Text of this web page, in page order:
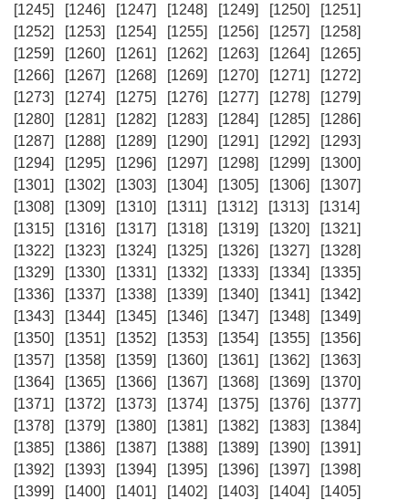
[1245]
[1246] [1247] [1248] [1249] [1250]
[1251]
[1252]
[1253] [1254] [1255] [1256] [1257]
[1258]
[1259]
[1260] [1261] [1262] [1263] [1264]
[1265]
[1266]
[1267] [1268] [1269] [1270] [1271]
[1272]
[1273]
[1274] [1275] [1276] [1277] [1278]
[1279]
[1280]
[1281] [1282] [1283] [1284] [1285]
[1286]
[1287]
[1288] [1289] [1290] [1291] [1292]
[1293]
[1294]
[1295] [1296] [1297] [1298] [1299]
[1300]
[1301]
[1302] [1303] [1304] [1305] [1306]
[1307]
[1308]
[1309] [1310] [1311] [1312] [1313]
[1314]
[1315]
[1316] [1317] [1318] [1319] [1320]
[1321]
[1322]
[1323] [1324] [1325] [1326] [1327]
[1328]
[1329]
[1330] [1331] [1332] [1333] [1334]
[1335]
[1336]
[1337] [1338] [1339] [1340] [1341]
[1342]
[1343]
[1344] [1345] [1346] [1347] [1348]
[1349]
[1350]
[1351] [1352] [1353] [1354] [1355]
[1356]
[1357]
[1358] [1359] [1360] [1361] [1362]
[1363]
[1364]
[1365] [1366] [1367] [1368] [1369]
[1370]
[1371]
[1372] [1373] [1374] [1375] [1376]
[1377]
[1378]
[1379] [1380] [1381] [1382] [1383]
[1384]
[1385]
[1386] [1387] [1388] [1389] [1390]
[1391]
[1392]
[1393] [1394] [1395] [1396] [1397]
[1398]
[1399]
[1400] [1401] [1402] [1403] [1404]
[1405]